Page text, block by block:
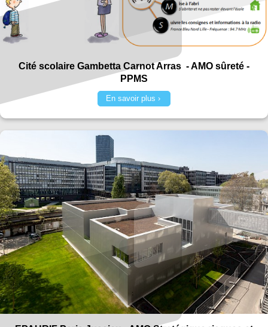
Cité scolaire Gambetta Carnot Arras - AMO sûreté -
PPMS
En savoir plus